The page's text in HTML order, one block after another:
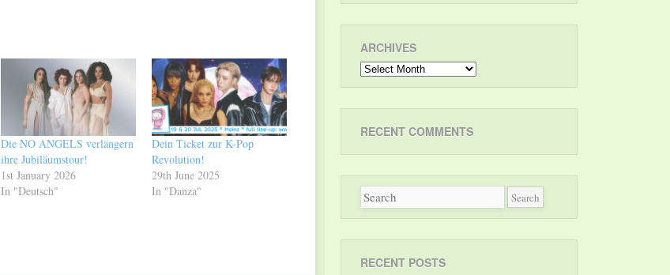
Die NO ANGELS verlängern
ihre Jubiläumstour!
1st January 2026
In "Deutsch"
Dein Ticket zur K-Pop
Revolution!
29th June 2025
In "Danza"
ARCHIVES
Archives
RECENT COMMENTS
RECENT POSTS